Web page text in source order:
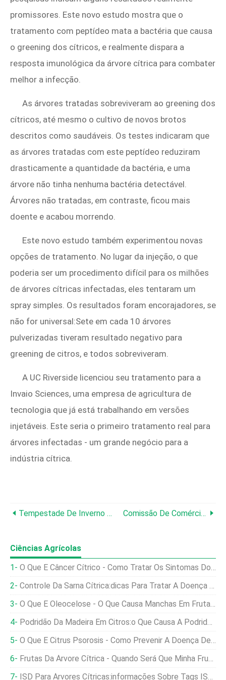
promissores. Este novo estudo mostra que o
tratamento com peptídeo mata a bactéria que causa
o greening dos cítricos, e realmente dispara a
resposta imunológica da árvore cítrica para combater
melhor a infecção.
As árvores tratadas sobreviveram ao greening dos
cítricos, até mesmo o cultivo de novos brotos
descritos como saudáveis. Os testes indicaram que
as árvores tratadas com este peptídeo reduziram
drasticamente a quantidade da bactéria, e uma
árvore não tinha nenhuma bactéria detectável.
Árvores não tratadas, em contraste, ficou mais
doente e acabou morrendo.
Este novo estudo também experimentou novas
opções de tratamento. No lugar da injeção, o que
poderia ser um procedimento difícil para os milhões
de árvores cítricas infectadas, eles tentaram um
spray simples. Os resultados foram encorajadores, se
não for universal:Sete em cada 10 árvores
pulverizadas tiveram resultado negativo para
greening de citros, e todos sobreviveram.
A UC Riverside licenciou seu tratamento para a
Invaio Sciences, uma empresa de agricultura de
tecnologia que já está trabalhando em versões
injetáveis. Este seria o primeiro tratamento real para
árvores infectadas - um grande negócio para a
indústria cítrica.
Tempestade De Inverno Está Devastando Fazendeiros E Pecuaristas Do Texas Comissão De Comércio Internacional Afirma Que Mirtilos Estrangeiros Não Prejudicam A Indústria Americana
Ciências Agrícolas
O Que É Câncer Cítrico - Como Tratar Os Sintomas Do Câncer Cítrico
Controle Da Sarna Cítrica:dicas Para Tratar A Doença Da Sarna Cítrica
O Que É Oleocelose - O Que Causa Manchas Em Frutas Cítricas
Podridão Da Madeira Em Citros:o Que Causa A Podridão Do Ganoderma Cítrico
O Que É Citrus Psorosis - Como Prevenir A Doença De Citrus Psorose
Frutas Da Árvore Cítrica - Quando Será Que Minha Fruta Da Árvore Cítrica
ISD Para Árvores Cítricas:informações Sobre Tags ISD Em Citros